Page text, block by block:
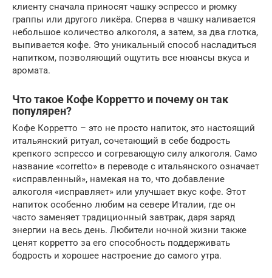
клиенту сначала приносят чашку эспрессо и рюмку
граппы или другого ликёра. Сперва в чашку наливается
небольшое количество алкоголя, а затем, за два глотка,
выпивается кофе. Это уникальный способ насладиться
напитком, позволяющий ощутить все нюансы вкуса и
аромата.
Что такое Кофе Корретто и почему он так
популярен?
Кофе Корретто – это не просто напиток, это настоящий
итальянский ритуал, сочетающий в себе бодрость
крепкого эспрессо и согревающую силу алкоголя. Само
название «corretto» в переводе с итальянского означает
«исправленный», намекая на то, что добавление
алкоголя «исправляет» или улучшает вкус кофе. Этот
напиток особенно любим на севере Италии, где он
часто заменяет традиционный завтрак, даря заряд
энергии на весь день. Любители ночной жизни также
ценят корретто за его способность поддерживать
бодрость и хорошее настроение до самого утра.